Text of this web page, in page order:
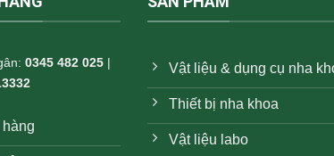
0345 482 025|
Vật liệu & dụng cụ nha
Thiết bị nha khoa
Vật liệu labo